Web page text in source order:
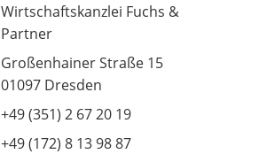
Wirtschaftskanzlei Fuchs &
Partner
Großenhainer Straße 15
01097 Dresden
+49 (351) 2 67 20 19
+49 (172) 8 13 98 87